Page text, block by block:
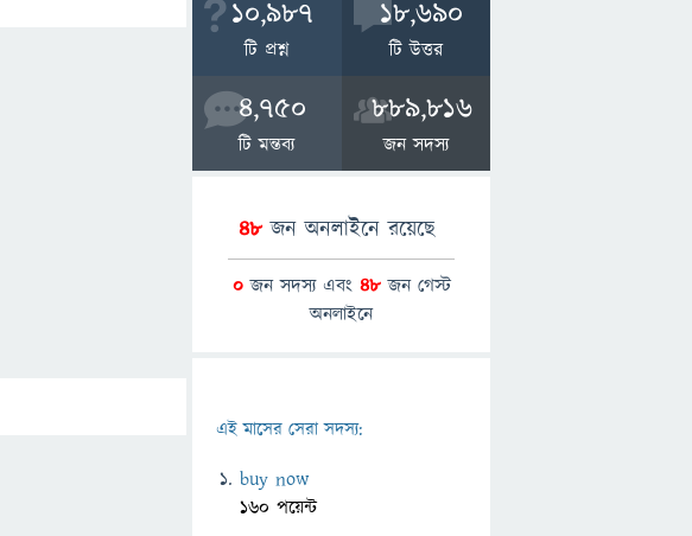
10,987
টি প্রশ্ন
18,690
টি উত্তর
4,750
টি মন্তব্য
889,816
জন সদস্য
48জন অনলাইনে রয়েছে
0জন সদস্য এবং 48জন গেস্ট
অনলাইনে
এই মাসের সেরা সদস্য:
buy now
160 পয়েন্ট